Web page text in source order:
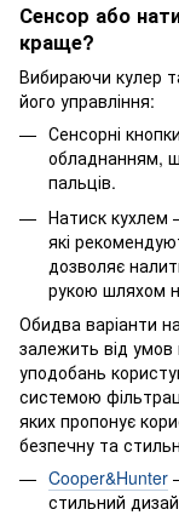
Сенсор або
краще?
Вибираючи кулер
його управління:
Сенсорні
обладнанням,
пальців.
Натиск кухлем
які
дозволяє
рукою шляхом
Обидва варіанти
залежить від умов
уподобань
системою
яких пропонує
безпечну та
Cooper&Hunter
стильний